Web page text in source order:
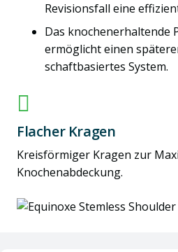
Revisionsfall eine
Das knochenerhaltende
ermöglicht einen
schaftbasiertes System.
Flacher Kragen
Kreisförmiger Kragen zur
Knochenabdeckung.